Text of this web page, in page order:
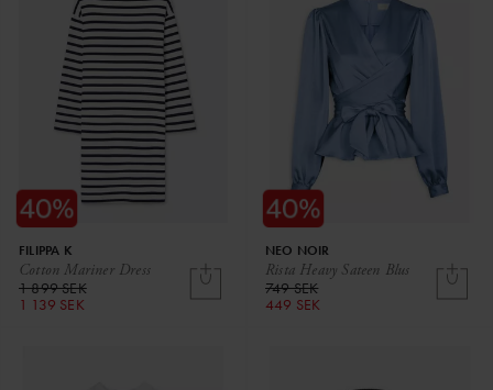
Cotton Mariner Dress
FILIPPA K
1 899 SEK
1 139 SEK
Rista Heavy Sateen Blus
NEO NOIR
749 SEK
449 SEK